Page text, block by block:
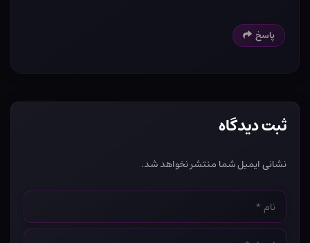
پاسخ
ثبت دیدگاه
نشانی ایمیل شما منتشر نخواهد شد.
نام
*
ایمیل